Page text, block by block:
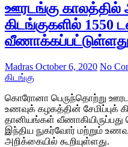
ஊரடங்கு காலத்தில்
கிடங்குகளில்
வீணாக்கப்பட்டுள்ளது
Madras October 6, 2020 No
கிடங்கு
கொரோனா பெருந்தொற்று
உணவுக் கழகத்தின் சேமிப்புக்
தானியங்கள்
இந்திய நுகர்வோர் மற்றும்
அறிக்கையில் கூறியுள்ளது.